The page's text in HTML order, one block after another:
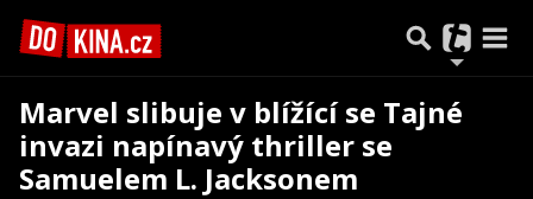
Marvel slibuje v blížící se Tajné
invazi napínavý thriller se
Samuelem L. Jacksonem